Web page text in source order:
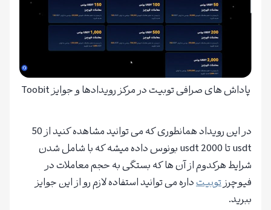
پاداش های صرافی توبیت در مرکز رویدادها و جوایز Toobit
در این رویداد همانطوری که می توانید مشاهده کنید از 50
usdt تا 2000 usdt بونوس داده میشه که با شامل شدن
شرایط هرکدوم از آن ها که بستگی به حجم معاملات در
فیوچرزتوبیتداره می توانید استفاده لازم رو از این جوایز
ببرید.